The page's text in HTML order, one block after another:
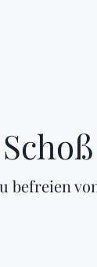
befreien